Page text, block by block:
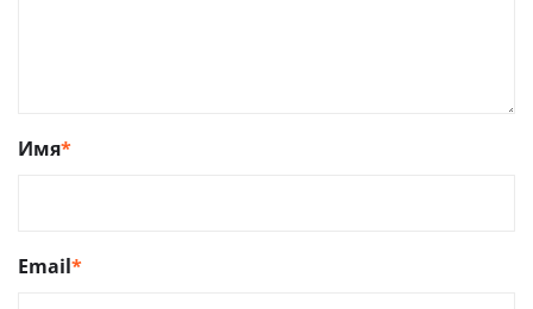
Имя*
Email*